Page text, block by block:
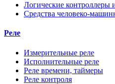
Логические контроллеры
Средства человеко-
Реле
Измерительные реле
Исполнительные реле
Реле времени, таймеры
Реле контроля